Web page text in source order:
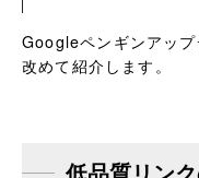
Googleペンギンアッ
改めて紹介します。
低品質リン